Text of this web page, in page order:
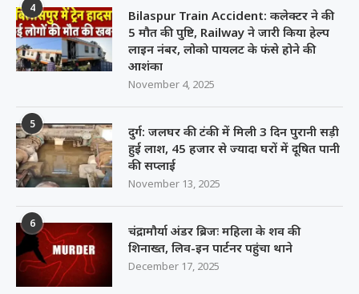
4
Bilaspur Train Accident: कलेक्टर ने की
5 मौत की पुष्टि, Railway ने जारी किया हेल्प
लाइन नंबर, लोको पायलट के फंसे होने की
आशंका
November 4, 2025
5
दुर्ग: जलघर की टंकी में मिली 3 दिन पुरानी सड़ी
हुई लाश, 45 हजार से ज्यादा घरों में दूषित पानी
की सप्लाई
November 13, 2025
6
चंद्रामौर्या अंडर ब्रिजः महिला के शव की
शिनाख्त, लिव-इन पार्टनर पहुंचा थाने
December 17, 2025